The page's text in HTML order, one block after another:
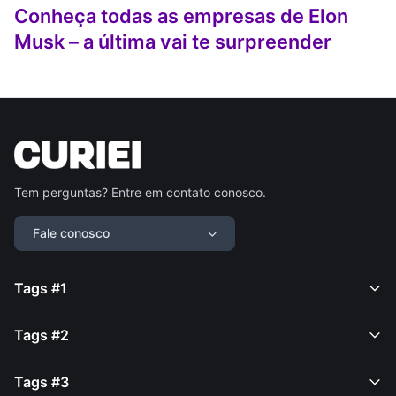
Conheça todas as empresas de Elon
Musk – a última vai te surpreender
Tem perguntas? Entre em contato conosco.
Fale conosco
Tags #1
Tags #2
Tags #3